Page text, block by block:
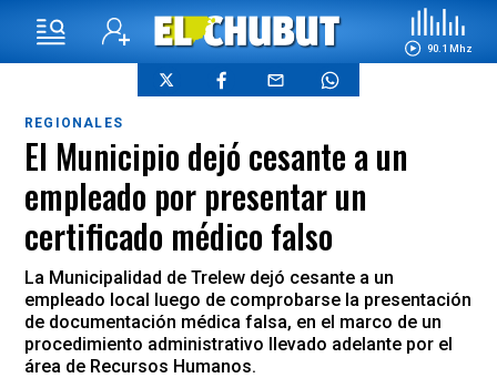
90.1 Mhz
REGIONALES
El Municipio dejó cesante a un
empleado por presentar un
certificado médico falso
La Municipalidad de Trelew dejó cesante a un
empleado local luego de comprobarse la presentación
de documentación médica falsa, en el marco de un
procedimiento administrativo llevado adelante por el
área de Recursos Humanos.